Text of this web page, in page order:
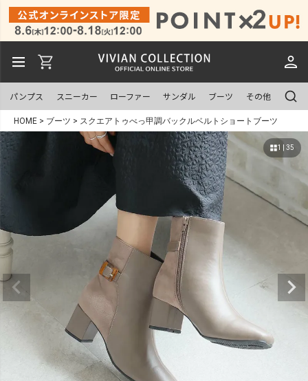
パンプス スニーカー ローファー サンダル ブーツ その他
HOME ブーツ スクエアトゥべっ甲調バックルベルトショートブーツ
1 | 35